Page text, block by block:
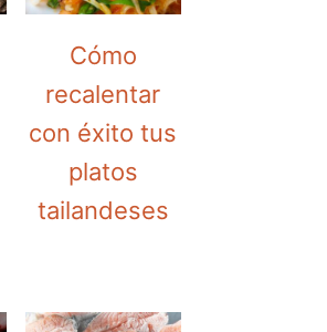
Cómo
recalentar
con éxito tus
platos
tailandeses